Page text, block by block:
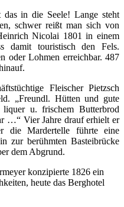
das in die Seele! Lange steht
schwer reißt man sich von
Nicolai 1801 in einem
damit touristisch den Fels.
oder Lohmen erreichbar. 487
Fleischer Pietzsch
„Freundl. Hütten und gute
u. frischem Butterbrod
…“ Vier Jahre drauf erhielt er
die Mardertelle führte eine
zur berühmten Basteibrücke
dem Abgrund.
konzipierte 1826 ein
heute das Berg­hotel